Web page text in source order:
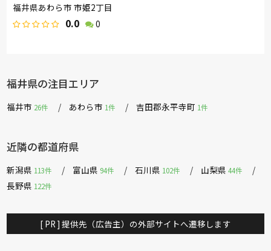
福井県あわら市 市姫2丁目
0.0 0
福井県の注目エリア
福井市 26件 あわら市 1件 吉田郡永平寺町 1件
近隣の都道府県
新潟県 113件 富山県 94件 石川県 102件 山梨県44件
長野県 122件
[ PR ] 提供先（広告主）の外部サイトへ遷移します